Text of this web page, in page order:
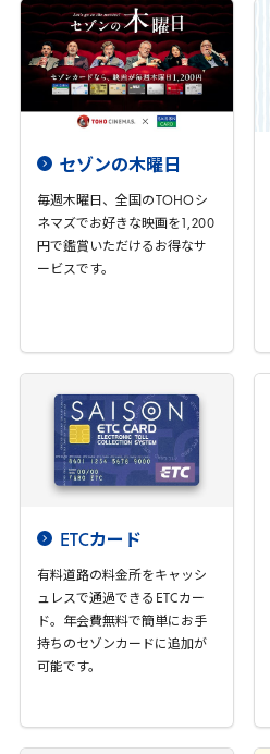
セゾンの木曜日
毎週木曜日、全国の TOHOシ
ネマズでお好きな映画を
,200
円で鑑賞いただけるお得なサ
ービスです。
ETCカード
有料道路の料金所をキャッシ
ュレスで通過できる ETCカー
ド。年会費無料で簡単にお手
持ちのセゾンカードに追加が
可能です。